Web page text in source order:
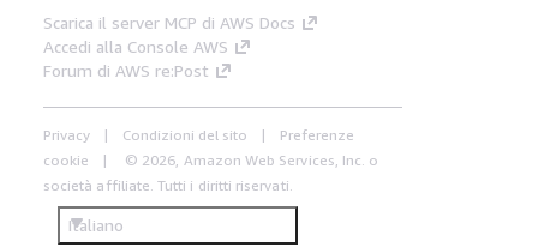
Scarica il server MCP di AWS Docs
Accedi alla Console AWS
Forum di AWS re:Post
Privacy Condizioni del sito
Preferenze
cookie
© 2026, Amazon Web Services, Inc. o
società affiliate. Tutti i diritti riservati.
Italiano